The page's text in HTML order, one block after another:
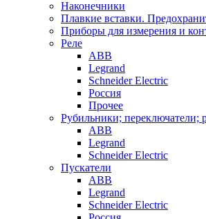
Наконечники
Плавкие вставки.
Приборы для измерения и
Реле
ABB
Legrand
Schneider Electric
Россия
Прочее
Рубильники; переключатели;
ABB
Legrand
Schneider Electric
Пускатели
ABB
Legrand
Schneider Electric